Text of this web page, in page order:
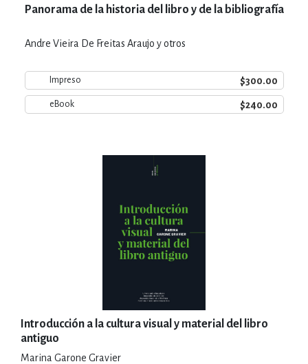
Panorama de la historia del libro y de la bibliografía
Andre Vieira De Freitas Araujo y otros
Impreso $300.00
eBook $240.00
Introducción a la cultura visual y material del libro
antiguo
Marina Garone Gravier